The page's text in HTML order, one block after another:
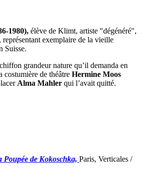
1980), élève de Klimt, artiste "dégénéré",
exemplaire de la vieille
Suisse.
grandeur nature qu’il demanda en
costumière de théâtre Hermine Moos
Alma Mahler qui l’avait quitté.
Poupée de Kokoschka, Paris, Verticales /